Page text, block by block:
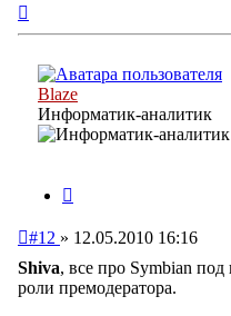
Blaze
Информатик-аналитик
Непрочитанное
#12 » 12.05.2010 16:16
Shiva, все про Symbian под
роли премодератора.